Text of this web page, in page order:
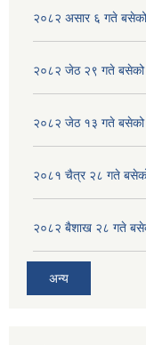
२०८२ असार ६ गते बसेको
२०८२ जेठ २९ गते बसेको
२०८२ जेठ १३ गते बसेको
२०८१ चैत्र २८ गते बसेको
२०८२ बैशाख २८ गते बसेको
अन्य